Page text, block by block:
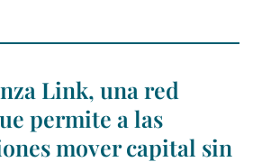
Link, una red
permite a las
mover capital sin